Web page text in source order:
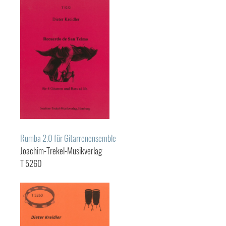
Rumba 2.0 für Gitarrenensemble
Joachim-Trekel-Musikverlag
T 5260